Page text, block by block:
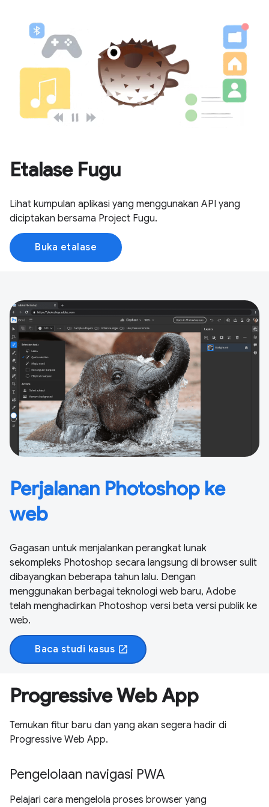
Etalase Fugu
Lihat kumpulan aplikasi yang menggunakan API yang
diciptakan bersama Project Fugu.
Buka etalase
Perjalanan Photoshop ke
web
Gagasan untuk menjalankan perangkat lunak
sekompleks Photoshop secara langsung di browser sulit
dibayangkan beberapa tahun lalu. Dengan
menggunakan berbagai teknologi web baru, Adobe
telah menghadirkan Photoshop versi beta versi publik ke
web.
Baca studi kasus open_in_new
Progressive Web App
Temukan fitur baru dan yang akan segera hadir di
Progressive Web App.
Pengelolaan navigasi PWA
Pelajari cara mengelola proses browser yang